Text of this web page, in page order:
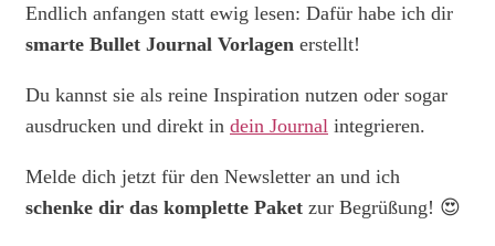
Endlich anfangen statt ewig lesen: Dafür habe ich dir
smarte Bullet Journal Vorlagen erstellt!
Du kannst sie als reine Inspiration nutzen oder sogar
ausdrucken und direkt in dein Journal integrieren.
Melde dich jetzt für den Newsletter an und ich
schenke dir das komplette Paket zur Begrüßung! 😍